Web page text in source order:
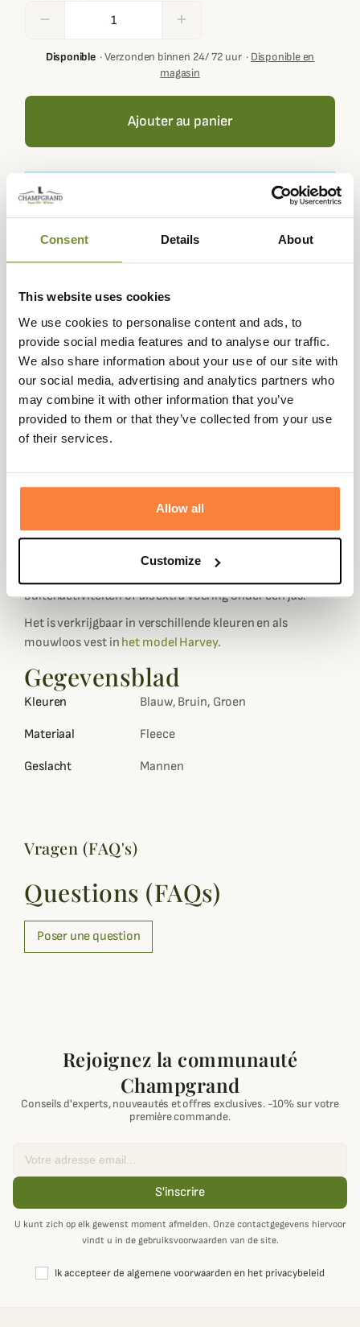
Consent Details About
This website uses cookies
We use cookies to personalise content and ads, to
provide social media features and to analyse our traffic.
We also share information about your use of our site with
our social media, advertising and analytics partners who
may combine it with other information that you’ve
provided to them or that they’ve collected from your use
of their services.
Allow all
Customize
remove add
Disponible·Verzonden binnen 24/ 72 uur· Disponible en
magasin
Ajouter au panier
Your basket must contain at least € 100,00 of products in
order to get loyalty rewards.
Expédié dans
Échange ou
90 jours
euros
Beschrijving
nubuck afwerking.
Met zijn ritssluiting, opstaande kraag en twee handzakken
is dit fleecejack perfect om je tegen de kou te
buitenactiviteiten of als extra voering onder een jas.
Het is verkrijgbaar in verschillende kleuren en als
mouwloos vest in het model Harvey.
Gegevensblad
Kleuren Blauw, Bruin, Groen
Materiaal Fleece
Geslacht Mannen
Vragen (FAQ's)
Questions (FAQs)
Poser une question
Rejoignez la communauté
Champgrand
Conseils d'experts, nouveautés et offres exclusives. -10% sur votre
première commande.
S'inscrire
U kunt zich op elk gewenst moment afmelden. Onze contactgegevens hiervoor
vindt u in de gebruiksvoorwaarden van de site.
Ik accepteer de algemene voorwaarden en het privacybeleid